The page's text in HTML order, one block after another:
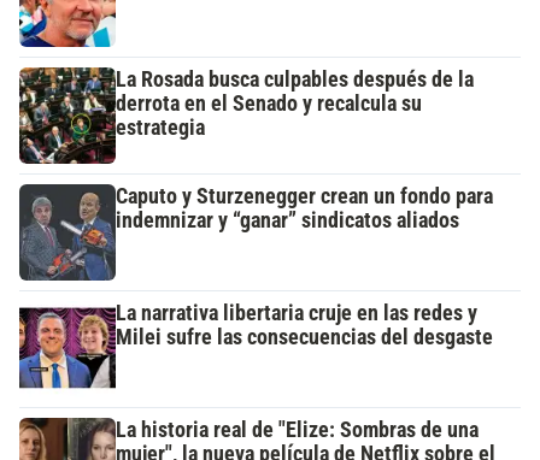
La Rosada busca culpables después de la
derrota en el Senado y recalcula su
estrategia
Caputo y Sturzenegger crean un fondo para
indemnizar y “ganar” sindicatos aliados
La narrativa libertaria cruje en las redes y
Milei sufre las consecuencias del desgaste
La historia real de "Elize: Sombras de una
mujer", la nueva película de Netflix sobre el